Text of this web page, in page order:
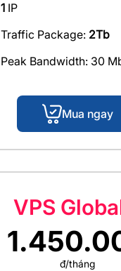
1 IP
Traffic Package: 2Tb
Peak Bandwidth: 30
Mua ngay
VPS
đ/tháng